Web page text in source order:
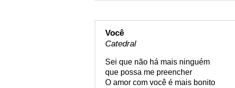
Você
Catedral
Sei que não há mais ninguém
que possa me preencher
O amor com você é mais bonito